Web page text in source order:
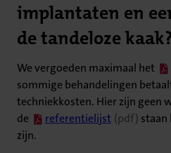
implantaten en
de tandeloze
We vergoeden maximaal het
sommige behandelingen
techniekkosten. Hier zijn geen
de (opent in nieuw tabblad)
referentielijst (pdf) staan
zijn.